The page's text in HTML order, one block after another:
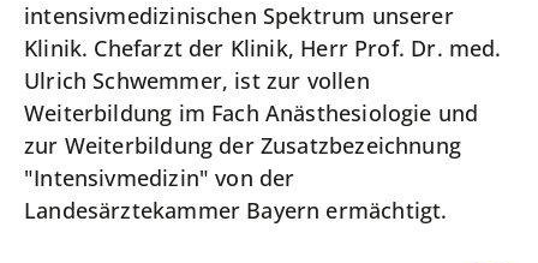
intensivmedizinischen Spektrum unserer
Klinik. Chefarzt der Klinik, Herr Prof. Dr. med.
Ulrich Schwemmer, ist zur vollen
Weiterbildung im Fach Anästhesiologie und
zur Weiterbildung der Zusatzbezeichnung
"Intensivmedizin" von der
Landesärztekammer Bayern ermächtigt.